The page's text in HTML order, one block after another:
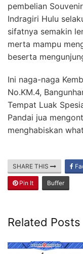
pembelian
Indragiri Hulu
sifatnya semakin
merta mampu
beserta
Ini naga-naga
No.KM.4,
Tempat Luak
Pandai jua
menghabiskan
SHARE THIS
Pin It Buffer
Related Posts